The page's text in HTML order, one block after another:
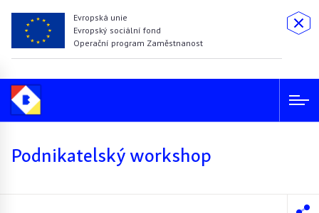
Evropská unie
Evropský sociální fond
Operační program Zaměstnanost
Podnikatelský workshop